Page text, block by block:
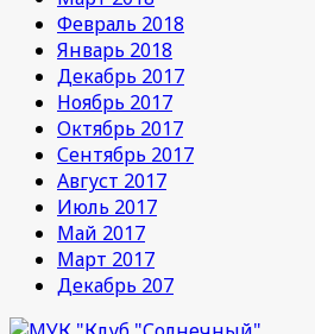
Февраль 2018
Январь 2018
Декабрь 2017
Ноябрь 2017
Октябрь 2017
Сентябрь 2017
Август 2017
Июль 2017
Май 2017
Март 2017
Декабрь 207